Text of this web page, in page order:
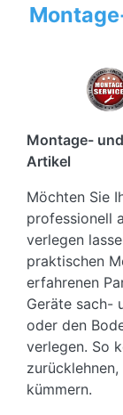
Montage-
Artikel
Möchten Sie
professionell
verlegen
praktischen
erfahrenen
Geräte sach-
oder den
verlegen. So
kümmern.